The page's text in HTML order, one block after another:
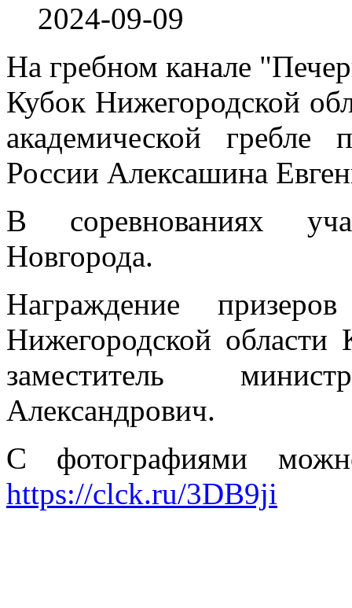
2024-09-09
На гребном канале
Кубок Нижегородской
академической гребле
России Алексашина
В соревнованиях
Новгорода.
Награждение
Нижегородской
заместитель
Александрович.
С фотографиями
https://clck.ru/3DB9ji